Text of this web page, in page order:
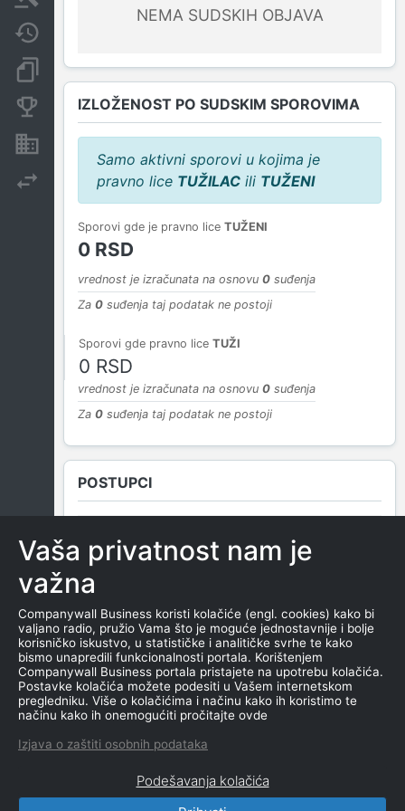
Dokumenti i objave
Konkurentske kompanije
Nekretnine i imovina
NEMA SUDSKIH OBJAVA
IZLOŽENOST PO SUDSKIM SPOROVIMA
Samo aktivni sporovi u kojima je
pravno lice TUŽILAC ili TUŽENI
Sporovi gde je pravno lice TUŽENI
0 RSD
vrednost je izračunata na osnovu 0 suđenja
Za 0 suđenja taj podatak ne postoji
Sporovi gde pravno lice TUŽI
0 RSD
vrednost je izračunata na osnovu 0 suđenja
Za 0 suđenja taj podatak ne postoji
POSTUPCI
NEMA SUDSKIH OBJAVA
ROČIŠTA
NEMA SUDSKIH OBJAVA
Vaša privatnost nam je
važna
Companywall Business koristi kolačiće (engl. cookies) kako bi
valjano radio, pružio Vama što je moguće jednostavnije i bolje
korisničko iskustvo, u statističke i analitičke svrhe te kako
bismo unapredili funkcionalnosti portala. Korištenjem
Companywall Business portala pristajete na upotrebu kolačića.
Postavke kolačića možete podesiti u Vašem internetskom
pregledniku. Više o kolačićima i načinu kako ih koristimo te
načinu kako ih onemogućiti pročitajte ovde
Izjava o zaštiti osobnih podataka
Podešavanja kolačića